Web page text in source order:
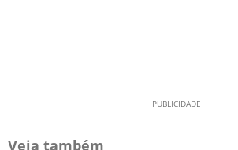
Veja também